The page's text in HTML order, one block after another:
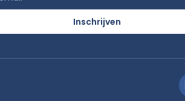
Inschrijven